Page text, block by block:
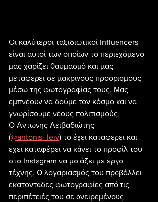
Οι καλύτεροι ταξιδιωτικοί Influencers
είναι αυτοί των οποίων το περιεχόμενο
μας χαρίζει θαυμασμό και μας
μεταφέρει σε μακρινούς προορισμούς
μέσω της φωτογραφίας τους. Μας
εμπνέουν να δούμε τον κόσμο και να
γνωρίσουμε νέους πολιτισμούς.
Ο Αντώνης Λειβαδιώτης
(@antonis_leiv) το έχει καταφέρει και
έχει καταφέρει να κάνει το προφίλ του
στο Instagram να μοιάζει με έργο
τέχνης. Ο λογαριασμός του προβάλλει
εκατοντάδες φωτογραφίες από τις
περιπέτειές του σε ονειρεμένους